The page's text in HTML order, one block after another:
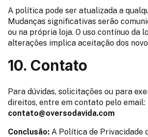
A política pode ser atualizada a
Mudanças significativas serão
ou na própria loja. O uso contínuo da
alterações implica aceitação dos
10. Contato
Para dúvidas, solicitações ou para
direitos, entre em contato pelo email:
contato@oversodavida.com
Conclusão: A Política de Privacidade